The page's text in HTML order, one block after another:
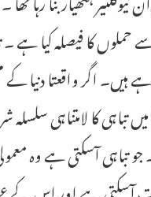
سے حملوں کا فیصلہ کیا
ہیں۔ اگر واقعتا دنیا
تباہی کا لامتناہی
تباہی آسکتی ہے وہ